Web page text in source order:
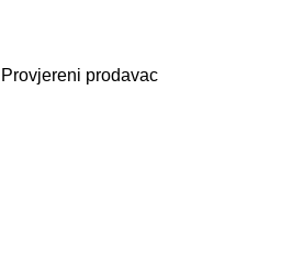
Provjereni prodavac